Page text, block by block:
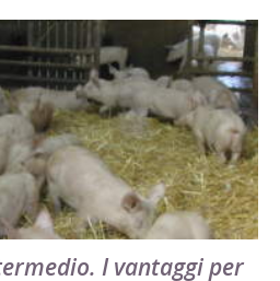
I vantaggi per